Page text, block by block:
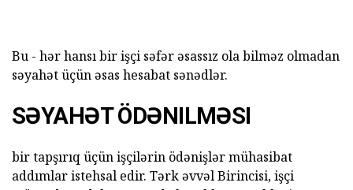
Bu - hər hansı bir işçi səfər əsassız ola bilməz olmadan
səyahət üçün əsas hesabat sənədlər.
SƏYAHƏT ÖDƏNILMƏSI
bir tapşırıq üçün işçilərin ödənişlər mühasibat
addımlar istehsal edir. Tərk əvvəl Birincisi, işçi